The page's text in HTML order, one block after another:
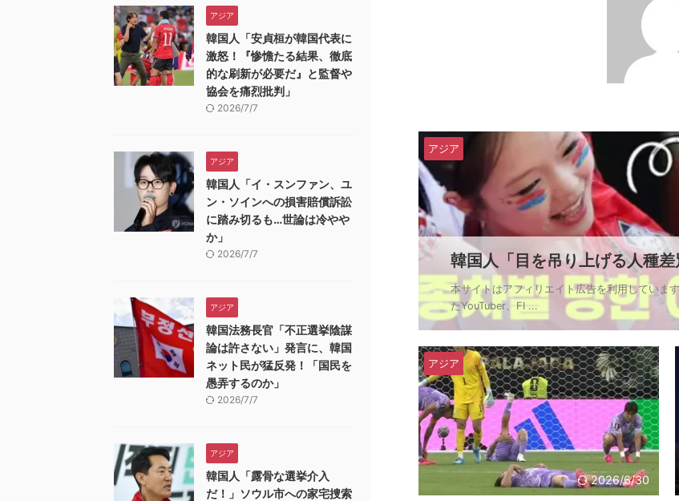
韓国人「意外に日本人が不思議に思い知らなかった事」
韓国人「日本の村上宗隆 vs 韓国のイ・ジョンフ」→「」【MLB】
韓国人「韓国人が日本へ行って羨ましいと感じることがこちら…」→「日本は規模が違う国だから…（ﾌﾞﾙﾌﾞﾙ」＝韓国の
アジア
韓国人「目を吊り上げる人種
本サイトはアフィリエイト広告を利用してい
たYouTuber、FI ...
2026/6/30
アジア
アジア
韓国人「安貞桓が韓国代表に
激怒！『惨憺たる結果、徹底
的な刷新が必要だ』と監督や
協会を痛烈批判」
2026/7/7
アジア
韓国人「イ・スンファン、ユ
ン・ソインへの損害賠償訴訟
に踏み切るも…世論は冷やや
か」
2026/7/7
アジア
韓国法務長官「不正選挙陰謀
論は許さない」発言に、韓国
ネット民が猛反発！「国民を
愚弄するのか」
2026/7/7
アジア
韓国人「露骨な選挙介入
だ！」ソウル市への家宅捜索